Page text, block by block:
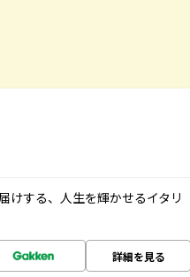
けする、人生を輝かせるイタリ
詳細を見る